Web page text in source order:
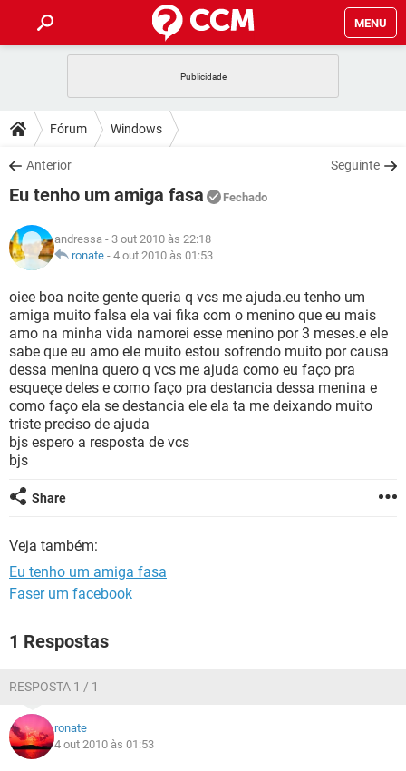
MENU
CELULAR
OUTLOOK
INSTAGRAM GMAIL
GUIA DE COMPRAS
DICAS
JOGOS
INSTAGRAM
GUIA DE COMPRAS
DOWNLOADS
JOGOS WHATSAPP
CELULAR
OUTLOOK
INSTAGRAM
GUIA DE COMPRAS
JOGOS
CELULAR
OUTLOOK EXCEL
INSTAGRAM GMAIL
GUIA DE COMPRAS
GLOSSÁRIO
JOGOS WHATSAPP
CELULAR FACEBOOK
OUTLOOK EXCEL
INSTAGRAM GMAIL
GUIA DE COMPRAS
Fórum Windows
Anterior Seguinte
Eu tenho um amiga fasa Fechado
andressa - 3 out 2010 às 22:18
ronate - 4 out 2010 às 01:53
oiee boa noite gente queria q vcs me ajuda.eu tenho um
amiga muito falsa ela vai fika com o menino que eu mais
amo na minha vida namorei esse menino por 3 meses.e ele
sabe que eu amo ele muito estou sofrendo muito por causa
dessa menina quero q vcs me ajuda como eu faço pra
esqueçe deles e como faço pra destancia dessa menina e
como faço ela se destancia ele ela ta me deixando muito
triste preciso de ajuda
bjs espero a resposta de vcs
bjs
Share
Veja também:
Eu tenho um amiga fasa
Faser um facebook
1 Respostas
RESPOSTA 1 / 1
ronate
4 out 2010 às 01:53